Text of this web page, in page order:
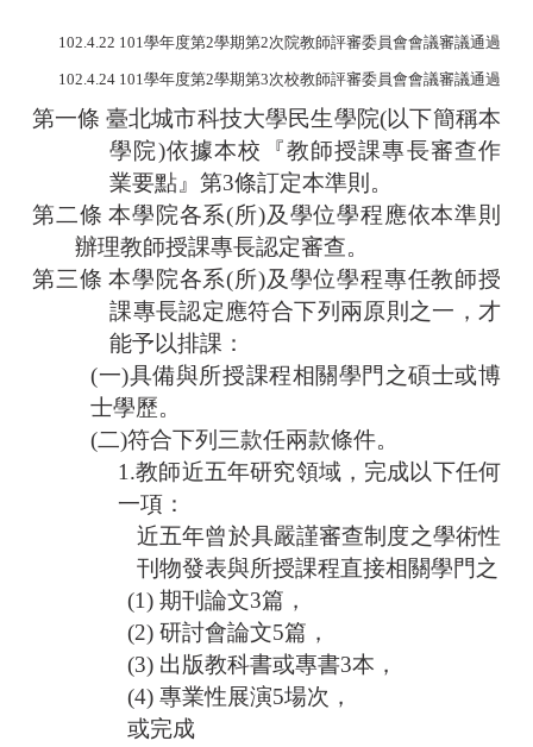
102.4.22 101學年度第2學期第2次院教師評審委員會會議審議通過
102.4.24 101學年度第2學期第3次校教師評審委員會會議審議通過
第一條 臺北城市科技大學民生學院(以下簡稱本
學院)依據本校『教師授課專長審查作
業要點』第3條訂定本準則。
第二條 本學院各系(所)及學位學程應依本準則
辦理教師授課專長認定審查。
第三條 本學院各系(所)及學位學程專任教師授
課專長認定應符合下列兩原則之一，才
能予以排課：
(一)具備與所授課程相關學門之碩士或博
士學歷。
(二)符合下列三款任兩款條件。
1.教師近五年研究領域，完成以下任何
一項：
近五年曾於具嚴謹審查制度之學術性
刊物發表與所授課程直接相關學門之
(1) 期刊論文3篇，
(2) 研討會論文5篇，
(3) 出版教科書或專書3本，
(4) 專業性展演5場次，
或完成